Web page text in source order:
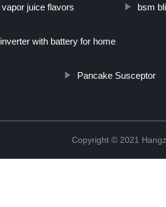
vapor juice flavors bsm
inverter with battery for home
Pancake Susceptor
Copyright © 2021